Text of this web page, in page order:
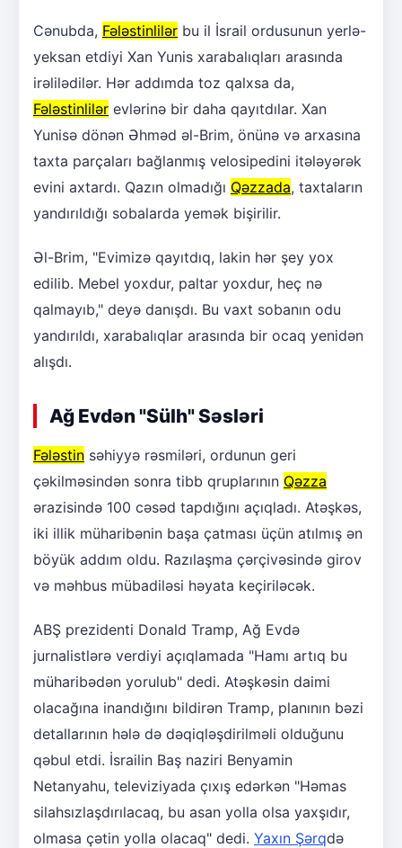
Cənubda, Fələstinlilər bu il İsrail ordusunun yerlə-
yeksan etdiyi Xan Yunis xarabalıqları arasında
irəlilədilər. Hər addımda toz qalxsa da,
Fələstinlilər evlərinə bir daha qayıtdılar. Xan
Yunisə dönən Əhməd əl-Brim, önünə və arxasına
taxta parçaları bağlanmış velosipedini itələyərək
evini axtardı. Qazın olmadığı Qəzzada, taxtaların
yandırıldığı sobalarda yemək bişirilir.
Əl-Brim, "Evimizə qayıtdıq, lakin hər şey yox
edilib. Mebel yoxdur, paltar yoxdur, heç nə
qalmayıb," deyə danışdı. Bu vaxt sobanın odu
yandırıldı, xarabalıqlar arasında bir ocaq yenidən
alışdı.
Ağ Evdən "Sülh" Səsləri
Fələstin səhiyyə rəsmiləri, ordunun geri
çəkilməsindən sonra tibb qruplarının Qəzza
ərazisində 100 cəsəd tapdığını açıqladı. Atəşkəs,
iki illik müharibənin başa çatması üçün atılmış ən
böyük addım oldu. Razılaşma çərçivəsində girov
və məhbus mübadiləsi həyata keçiriləcək.
ABŞ prezidenti Donald Tramp, Ağ Evdə
jurnalistlərə verdiyi açıqlamada "Hamı artıq bu
müharibədən yorulub" dedi. Atəşkəsin daimi
olacağına inandığını bildirən Tramp, planının bəzi
detallarının hələ də dəqiqləşdirilməli olduğunu
qəbul etdi. İsrailin Baş naziri Benyamin
Netanyahu, televiziyada çıxış edərkən "Həmas
silahsızlaşdırılacaq, bu asan yolla olsa yaxşıdır,
olmasa çətin yolla olacaq" dedi. Yaxın Şərqdə